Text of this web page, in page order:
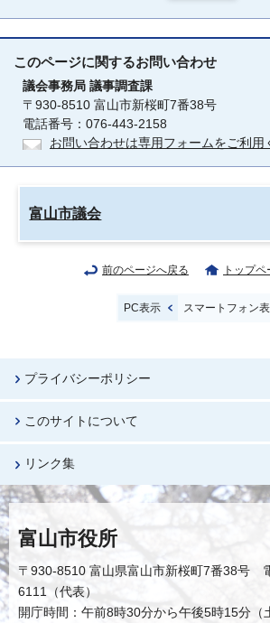
このページに関するお問い合わせ
議会事務局 議事調査課
〒930-8510 富山市新桜町7番38号
電話番号：076-443-2158
お問い合わせは専用フォームをご利用
富山市議会
前のページへ戻る トップ
PC表示 スマートフォン
プライバシーポリシー
このサイトについて
リンク集
富山市役所
〒930-8510 富山県富山市新桜町7番38号
6111（代表）
開庁時間：午前8時30分から午後5時15分（